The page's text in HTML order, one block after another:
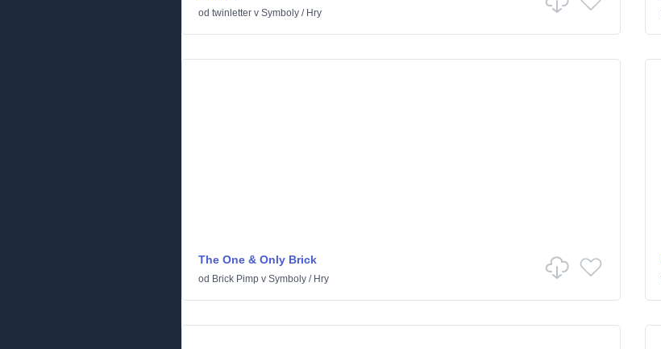
od twinletter v Symboly / Hry
The One & Only Brick
od Brick Pimp v Symboly / Hry